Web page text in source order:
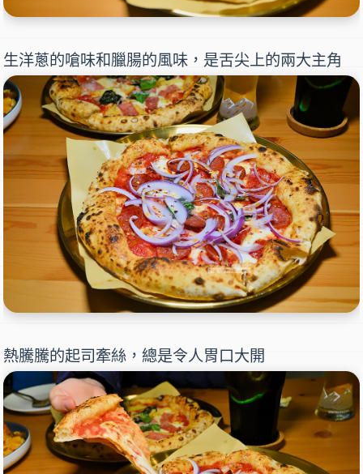
生洋蔥的嗆味和臘腸的風味，是舌尖上的兩大主角
熱騰騰的起司牽絲，總是令人胃口大開